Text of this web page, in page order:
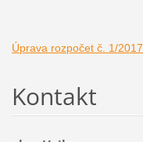
Úprava rozpočet č. 1/2017
Kontakt